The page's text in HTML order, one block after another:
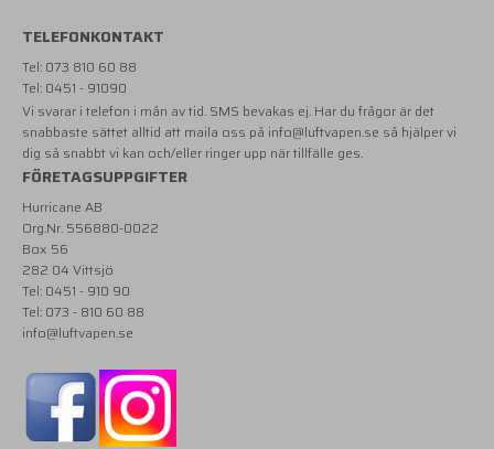
TELEFONKONTAKT
Tel: 073 810 60 88
Tel: 0451 - 91090
Vi svarar i telefon i mån av tid. SMS bevakas ej. Har du frågor är det
snabbaste sättet alltid att maila oss på info@luftvapen.se så hjälper vi
dig så snabbt vi kan och/eller ringer upp när tillfälle ges.
FÖRETAGSUPPGIFTER
Hurricane AB
Org.Nr. 556880-0022
Box 56
282 04 Vittsjö
Tel: 0451 - 910 90
Tel: 073 - 810 60 88
info@luftvapen.se